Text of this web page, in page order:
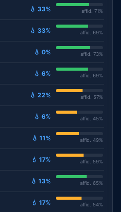
💧 33% affid. 71%
💧 33% affid. 69%
💧 0% affid. 73%
💧 6% affid. 69%
💧 22% affid. 57%
💧 6% affid. 45%
💧 11% affid. 49%
💧 17% affid. 59%
💧 13% affid. 65%
💧 17% affid. 54%